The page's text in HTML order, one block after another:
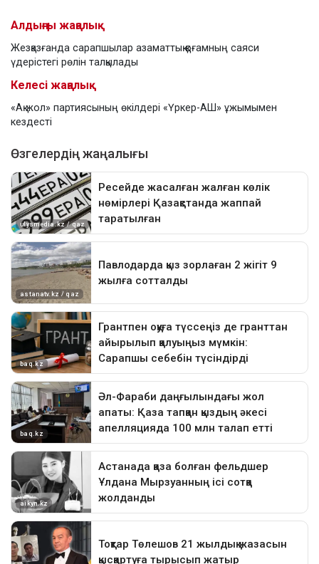
Алдыңғы жаңалық
Жезқазғанда сарапшылар азаматтық қоғамның саяси
үдерістегі рөлін талқылады
Келесі жаңалық
«Ақ жол» партиясының өкілдері «Үркер-АШ» ұжымымен
кездесті